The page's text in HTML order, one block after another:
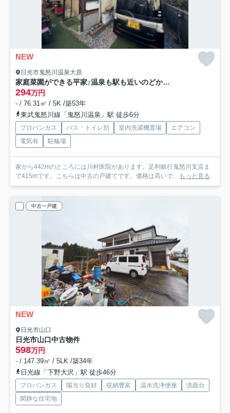
NEW
日光市鬼怒川温泉大原
家庭菜園ができる平家♪温泉も駅も近いのどかな暮らしの最適解♪日光鬼怒川温泉
294万円
- / 76.31㎡ / 5K /築53年
東武鬼怒川線「鬼怒川温泉」駅 徒歩6分
プロパンガス バス・トイレ別 室内洗濯機置場
エアコン
電気有
駐輪場
家から442mのところには川村医院があります。足利銀行鬼怒川支店ま
で415mです。こちらは中古の戸建てです。価格は高いで... もっと見る
中古一戸建
NEW
日光市山口
日光市山口中古物件
598万円
- / 147.39㎡ / 5LK /築34年
日光線「下野大沢」駅 徒歩46分
プロパンガス 陽当り良好 収納豊富 温水洗浄便座
洗面台
閑静な住宅地